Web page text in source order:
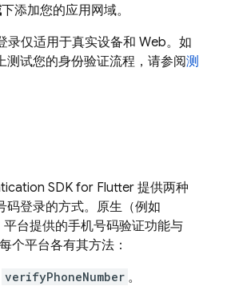
下添加您的应用网域。
录仅适用于真实设备和 Web。如
测试您的身份验证流程，请参阅测
SDK for Flutter 提供两种
码登录的方式。原生（例如
台提供的手机号码验证功能与
个平台各有其方法：
verifyPhoneNumber 。